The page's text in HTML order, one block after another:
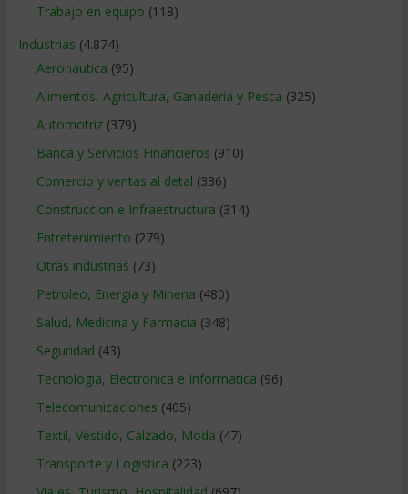
Trabajo en equipo (118)
Industrias (4.874)
Aeronautica (95)
Alimentos, Agricultura, Ganaderia y Pesca (325)
Automotriz(379)
Banca y Servicios Financieros (910)
Comercio y ventas al detal (336)
Construccion e Infraestructura (314)
Entretenimiento (279)
Otras industrias (73)
Petroleo, Energia y Mineria (480)
Salud, Medicina y Farmacia (348)
Seguridad (43)
Tecnologia, Electronica e Informatica (96)
Telecomunicaciones (405)
Textil, Vestido, Calzado, Moda (47)
Transporte y Logistica (223)